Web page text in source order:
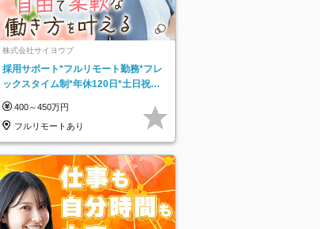
株式会社サイヨウブ
採用サポート*フルリモート勤務*フレ
ックスタイム制*年休120日*土日祝休
400～450万円
フルリモートあり